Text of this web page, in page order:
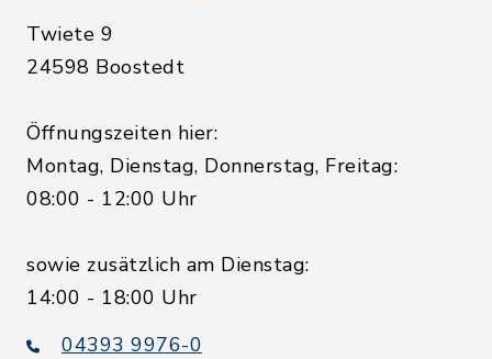
Twiete 9
24598 Boostedt
Öffnungszeiten hier:
Montag, Dienstag, Donnerstag, Freitag:
08:00 - 12:00 Uhr
sowie zusätzlich am Dienstag:
14:00 - 18:00 Uhr
04393 9976-0